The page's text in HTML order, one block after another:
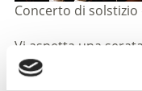
Concerto di
Vi aspetta una
divertimento,
indimenticabili con